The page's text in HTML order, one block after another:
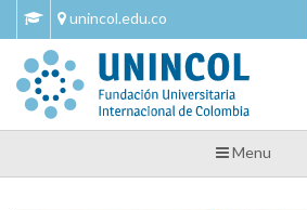
Skip
content
unincol.edu.co
Tu Salud y Bienestar
Tu Salud y Bienestar – Unincol
Menu